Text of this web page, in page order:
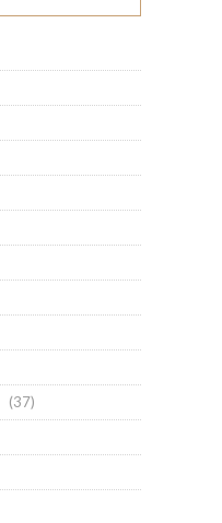
(37)